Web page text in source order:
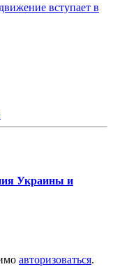
вступает в
Украины и
авторизоваться.